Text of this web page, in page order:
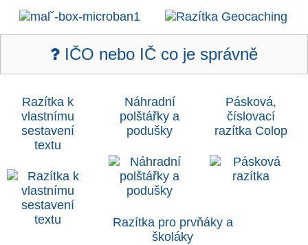
IČO nebo IČ co je správně
Razítka k
vlastnímu
sestavení
textu
Náhradní
polštářky a
podušky
Pásková,
číslovací
razítka Colop
Razítka pro prvňáky a
školáky